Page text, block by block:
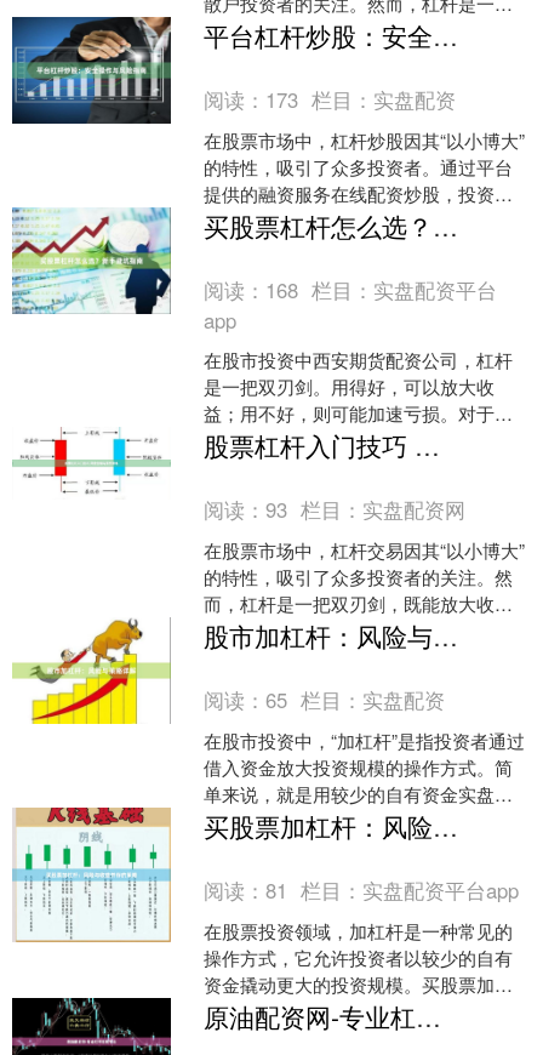
双刃剑，既能放大盈利，也可能加剧亏
损。本文将从方法和风险两....
平台杠杆炒股：安全操作与风险指南
阅读： 173 栏目： 实盘配资
在股票市场中，杠杆炒股因其“以小博大”
的特性，吸引了众多投资者。通过平台
提供的融资服务在线配资炒股，投资者
可以用较少的本金撬动更大的资金量，
从而放大收益。然而，....
买股票杠杆怎么选？新手避坑指南
阅读： 168 栏目： 实盘配资平台
app
在股市投资中西安期货配资公司，杠杆
是一把双刃剑。用得好，可以放大收
益；用不好，则可能加速亏损。对于刚
接触杠杆交易的新手来说，如何选择适
合自己的杠杆工具，避免踩坑....
股票杠杆入门技巧 风险控制与操作策略
阅读：93 栏目： 实盘配资网
在股票市场中，杠杆交易因其“以小博大”
的特性，吸引了众多投资者的关注。然
而，杠杆是一把双刃剑，既能放大收
益，也会成倍放大亏损。对于新手投资
者而言，掌握正确的杠杆....
股市加杠杆：风险与策略详解
阅读：65 栏目： 实盘配资
在股市投资中，“加杠杆”是指投资者通过
借入资金放大投资规模的操作方式。简
单来说，就是用较少的自有资金实盘配
资平台app，撬动更大的投资额度，从而
在行情有利时获得....
买股票加杠杆：风险与收益并存的策略
阅读：81 栏目： 实盘配资平台app
在股票投资领域，加杠杆是一种常见的
操作方式，它允许投资者以较少的自有
资金撬动更大的投资规模。买股票加杠
杆，本质上是通过借入资金来放大投资
收益，但同时也放大了潜在....
原油配资网-专业杠杆交易平台